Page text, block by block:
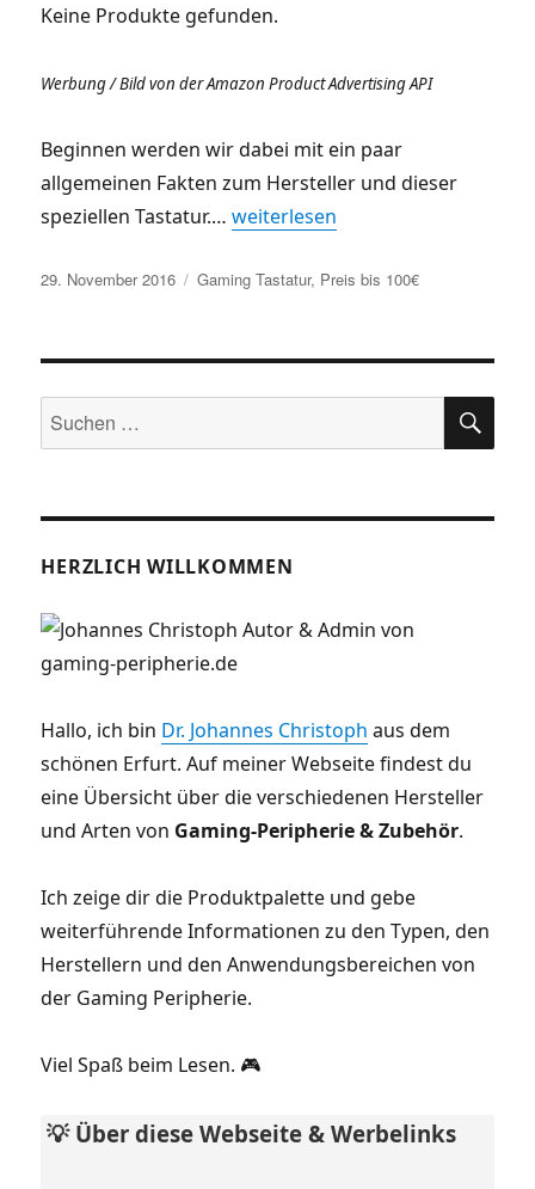
Keine Produkte gefunden.
Werbung / Bild von der Amazon Product Advertising API
Beginnen werden wir dabei mit ein paar
allgemeinen Fakten zum Hersteller und dieser
speziellen Tastatur.…weiterlesen
Veröffentlicht
29. November 2016 Kategorien
Gaming Tastatur, Preis bis 100€
Suche
nach:
HERZLICH WILLKOMMEN
Hallo, ich bin Dr. Johannes Christoph aus dem
schönen Erfurt. Auf meiner Webseite findest du
eine Übersicht über die verschiedenen Hersteller
und Arten von Gaming-Peripherie & Zubehör.
Ich zeige dir die Produktpalette und gebe
weiterführende Informationen zu den Typen, den
Herstellern und den Anwendungsbereichen von
der Gaming Peripherie.
Viel Spaß beim Lesen. 🎮
💡 Über diese Webseite & Werbelinks